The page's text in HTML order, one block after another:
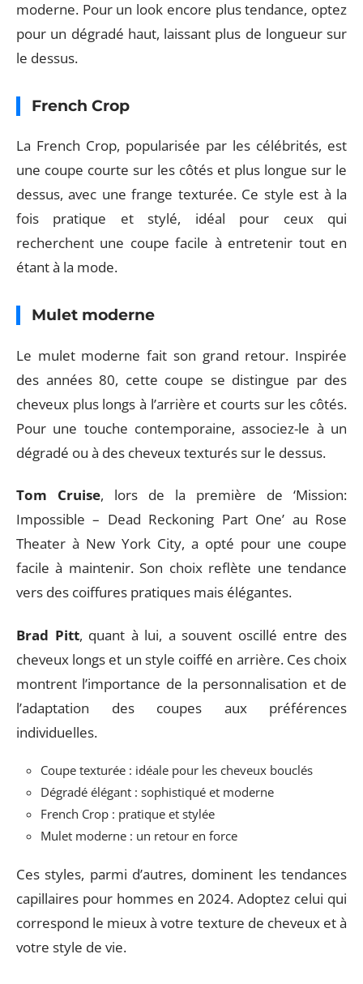
moderne. Pour un look encore plus tendance, optez
pour un dégradé haut, laissant plus de longueur sur
le dessus.
French Crop
La French Crop, popularisée par les célébrités, est
une coupe courte sur les côtés et plus longue sur le
dessus, avec une frange texturée. Ce style est à la
fois pratique et stylé, idéal pour ceux qui
recherchent une coupe facile à entretenir tout en
étant à la mode.
Mulet moderne
Le mulet moderne fait son grand retour. Inspirée
des années 80, cette coupe se distingue par des
cheveux plus longs à l’arrière et courts sur les côtés.
Pour une touche contemporaine, associez-le à un
dégradé ou à des cheveux texturés sur le dessus.
Tom Cruise, lors de la première de ‘Mission:
Impossible – Dead Reckoning Part One’ au Rose
Theater à New York City, a opté pour une coupe
facile à maintenir. Son choix reflète une tendance
vers des coiffures pratiques mais élégantes.
Brad Pitt, quant à lui, a souvent oscillé entre des
cheveux longs et un style coiffé en arrière. Ces choix
montrent l’importance de la personnalisation et de
l’adaptation des coupes aux préférences
individuelles.
Coupe texturée : idéale pour les cheveux bouclés
Dégradé élégant : sophistiqué et moderne
French Crop : pratique et stylée
Mulet moderne : un retour en force
Ces styles, parmi d’autres, dominent les tendances
capillaires pour hommes en 2024. Adoptez celui qui
correspond le mieux à votre texture de cheveux et à
votre style de vie.